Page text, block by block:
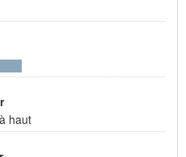
haut